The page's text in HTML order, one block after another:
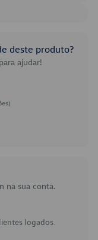
deste produto?
ajudar!
na sua conta.
logados.